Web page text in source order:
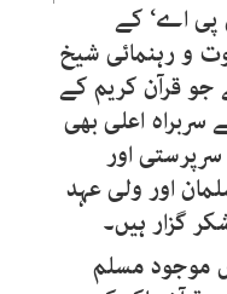
پی اے‘ کے
و رہنمائی شیخ
جو قرآن کریم کے
سربراہ اعلی بھی
اور
اور ولی عہد
گزار ہیں۔
موجود مسلم